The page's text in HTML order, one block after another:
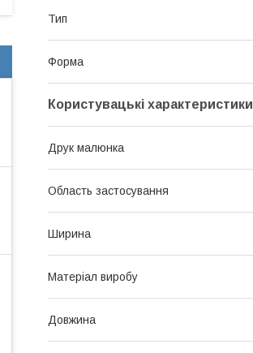
Тип
Форма
Користувацькі характеристики
Друк малюнка
Область застосування
Ширина
Матеріал виробу
Довжина